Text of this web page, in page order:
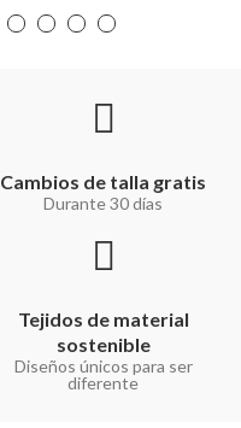
Cambios de talla gratis
Durante 30 días
Tejidos de material
sostenible
Diseños únicos para ser
diferente